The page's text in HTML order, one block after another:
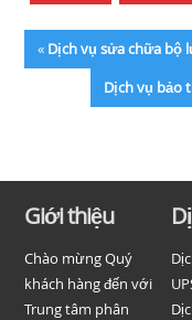
« Dịch vụ sửa chữa bộ
Dịch vụ bảo
Giới thiệu
Chào mừng Quý
khách hàng đến với
Trung tâm phân